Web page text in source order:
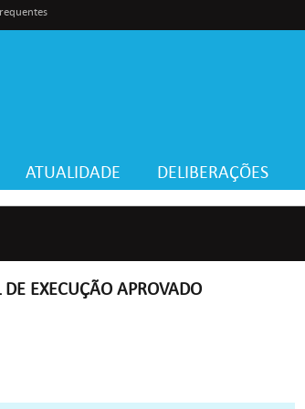
ATUALIDADE DELIBERAÇÕES
EXECUÇÃO APROVADO